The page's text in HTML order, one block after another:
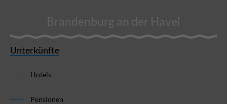
Brandenburg an der Havel
Unterkünfte
Hotels
Pensionen